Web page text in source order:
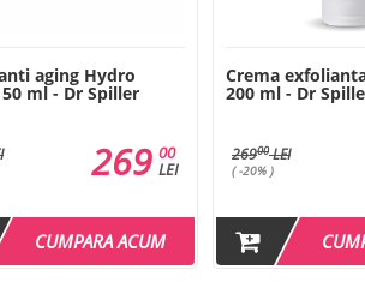
aging Hydro
ml - Dr Spiller
00
LEI
269
CUMPARA ACUM
Crema
200 ml - Dr
26900LEI
( -20% )